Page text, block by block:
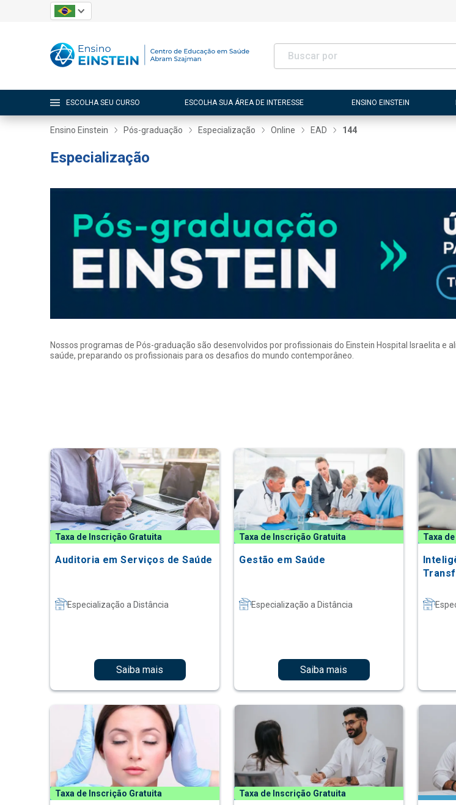
ESCOLHA SEU CURSO ESCOLHA SUA ÁREA DE INTERESSE ENSINO EINSTEIN
Ensino Einstein Pós-graduação Especialização Online EAD 144
Especialização
Nossos programas de Pós-graduação são desenvolvidos por profissionais do Einstein Hospital Israelita
saúde, preparando os profissionais para os desafios do mundo contemporâneo.
Taxa de Inscrição Gratuita
Auditoria em Serviços de Saúde
Especialização a Distância
Saiba mais
Taxa de Inscrição Gratuita
Gestão em Saúde
Especialização a Distância
Saiba mais
Taxa
Taxa de Inscrição Gratuita Taxa de Inscrição Gratuita